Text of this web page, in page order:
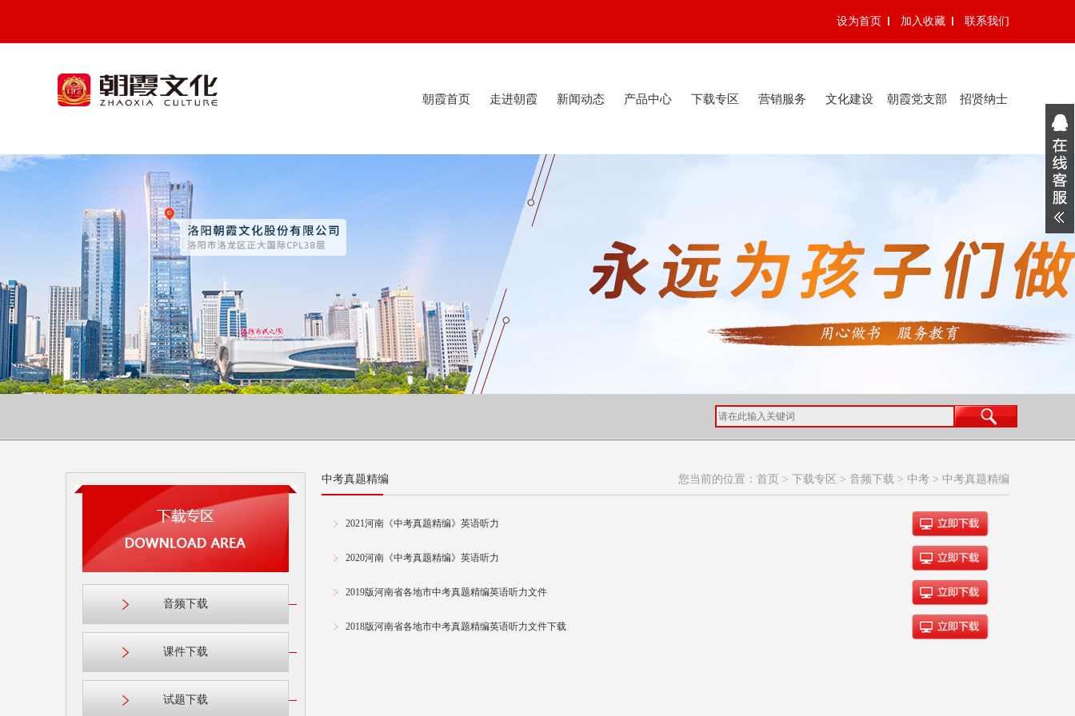
设为首页 加入收藏 联系我们
朝霞首页 走进朝霞 新闻动态 产品中心 下载专区 营销服务 文化建设 朝霞党支部 招贤纳士
音频下载
课件下载
试题下载
中考真题精编 您当前的位置： 首页 > 下载专区 > 音频下载 > 中考 > 中考真题精编
2021河南《中考真题精编》英语听力
2020河南《中考真题精编》英语听力
2019版河南省各地市中考真题精编英语听力文件
2018版河南省各地市中考真题精编英语听力文件下载